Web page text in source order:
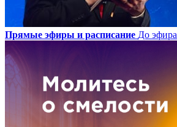
Прямые эфиры и расписание До эфира